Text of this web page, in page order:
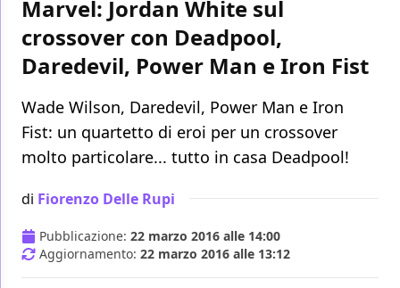
Marvel: Jordan White sul
crossover con Deadpool,
Daredevil, Power Man e Iron Fist
Wade Wilson, Daredevil, Power Man e Iron
Fist: un quartetto di eroi per un crossover
molto particolare... tutto in casa Deadpool!
di Fiorenzo Delle Rupi
Pubblicazione: 22 marzo 2016 alle 14:00
Aggiornamento: 22 marzo 2016 alle 13:12